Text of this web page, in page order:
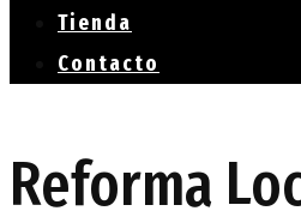
Tienda
Contacto
Reforma